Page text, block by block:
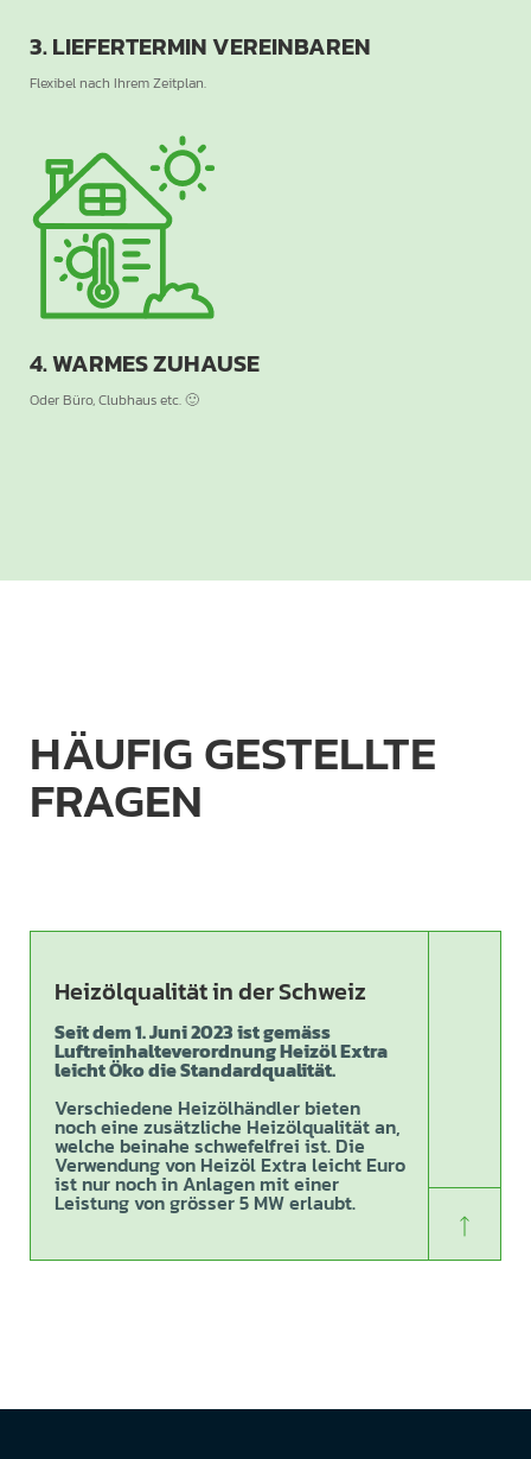
3. LIEFERTERMIN VEREINBAREN
Flexibel nach Ihrem Zeitplan.
4. WARMES ZUHAUSE
Oder Büro, Clubhaus etc. 🙂
HÄUFIG GESTELLTE
FRAGEN
Heizölqualität in der Schweiz
Seit dem 1. Juni 2023 ist gemäss
Luftreinhalteverordnung Heizöl Extra
leicht Öko die Standardqualität.
Verschiedene Heizölhändler bieten
noch eine zusätzliche Heizölqualität an,
welche beinahe schwefelfrei ist. Die
Verwendung von Heizöl Extra leicht Euro
ist nur noch in Anlagen mit einer
Leistung von grösser 5 MW erlaubt.